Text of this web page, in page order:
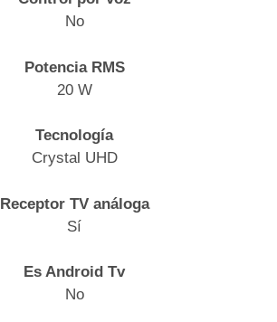
No
Potencia RMS
20 W
Tecnología
Crystal UHD
Receptor TV análoga
Sí
Es Android Tv
No